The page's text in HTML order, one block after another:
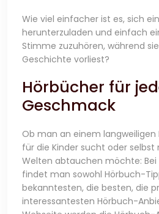
Wie viel einfacher ist es, sich
herunterzuladen und einfach
Stimme zuzuhören, während
Geschichte vorliest?
Hörbücher für
Geschmack
Ob man an einem langweiligen
für die Kinder sucht oder
Welten abtauchen möchte: Bei
findet man sowohl Hörbuch-
bekanntesten, die besten, die
interessantesten Hörbuch-